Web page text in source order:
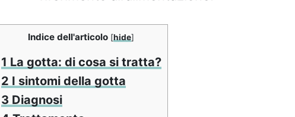
Indice dell'articolo [hide]
1 La gotta: di cosa si tratta?
2 I sintomi della gotta
3 Diagnosi